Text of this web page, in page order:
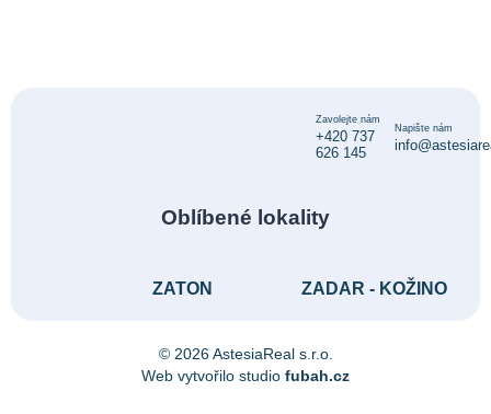
Zavolejte nám
+420 737
626 145
Napište nám
Oblíbené lokality
ZATON ZADAR - KOŽINO
© 2026 AstesiaReal s.r.o.
Web vytvořilo studio fubah.cz